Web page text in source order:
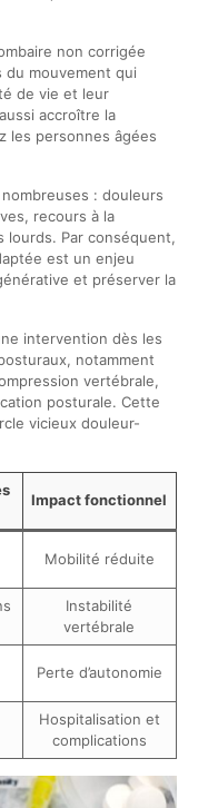
non corrigée
mouvement qui
de vie et leur
accroître la
les personnes âgées
: douleurs
recours à la
lourds. Par conséquent,
est un enjeu
et préserver la
intervention dès les
notamment
vertébrale,
posturale. Cette
vicieux douleur-
Impact fonctionnel
Mobilité réduite
Instabilité
vertébrale
Perte d’autonomie
Hospitalisation et
complications